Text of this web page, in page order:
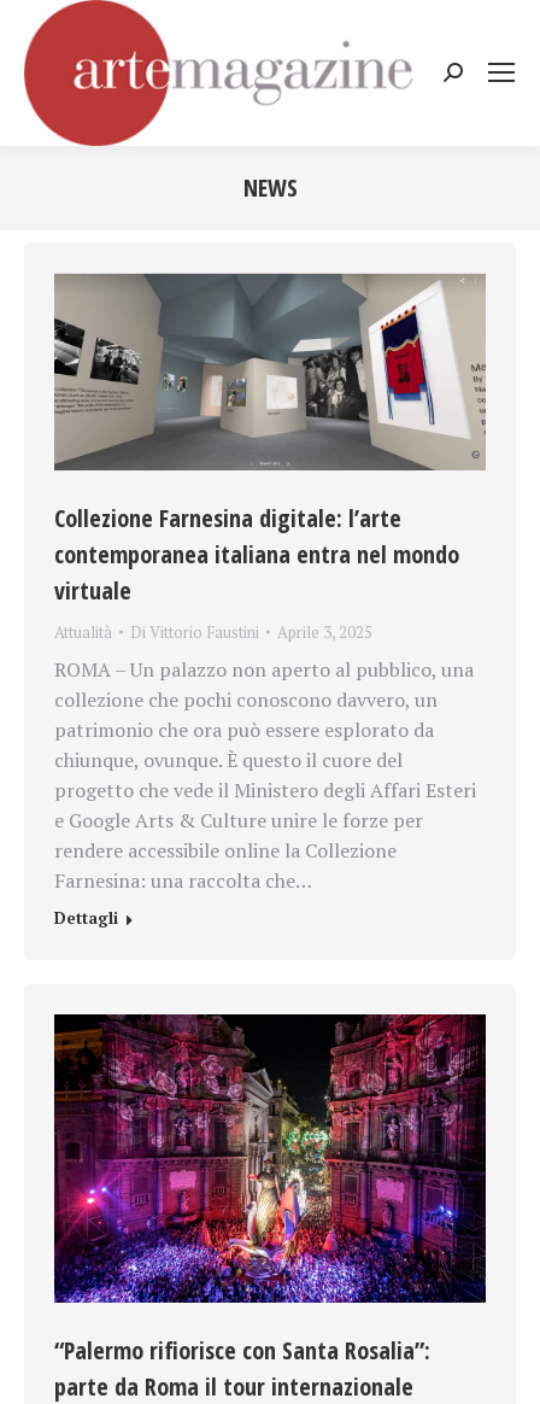
Cerca:
NEWS
Collezione Farnesina digitale: l’arte
contemporanea italiana entra nel mondo
virtuale
Attualità DiVittorio Faustini Aprile 3, 2025
ROMA – Un palazzo non aperto al pubblico, una
collezione che pochi conoscono davvero, un
patrimonio che ora può essere esplorato da
chiunque, ovunque. È questo il cuore del
progetto che vede il Ministero degli Affari Esteri
e Google Arts & Culture unire le forze per
rendere accessibile online la Collezione
Farnesina: una raccolta che…
Dettagli
“Palermo rifiorisce con Santa Rosalia”:
parte da Roma il tour internazionale